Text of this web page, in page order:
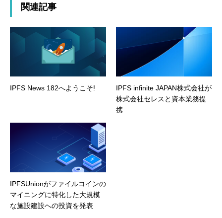
関連記事
IPFS News 182へようこそ!
IPFS infinite JAPAN株式会社が
株式会社セレスと資本業務提
携
IPFSUnionがファイルコインの
マイニングに特化した大規模
な施設建設への投資を発表